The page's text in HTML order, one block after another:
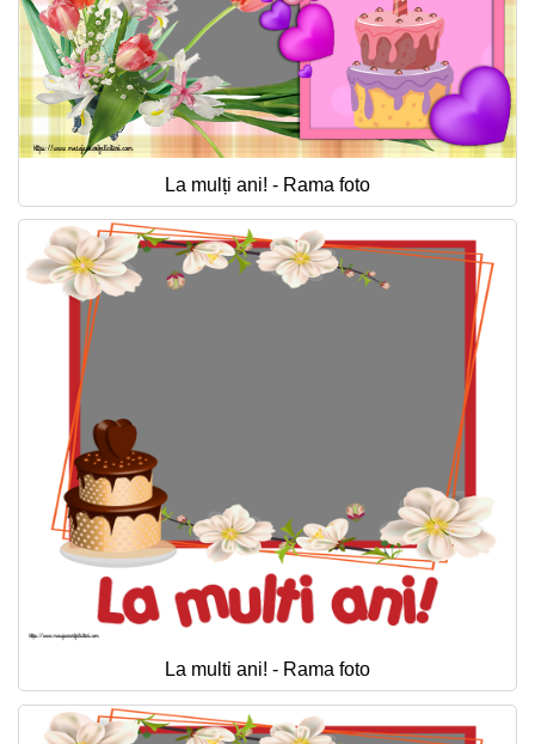
La mulți ani! - Rama foto
La multi ani! - Rama foto